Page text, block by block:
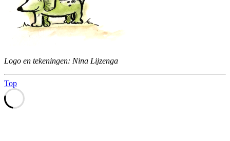
Logo en tekeningen: Nina Lijzenga
Top